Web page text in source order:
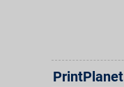
PrintPlanet